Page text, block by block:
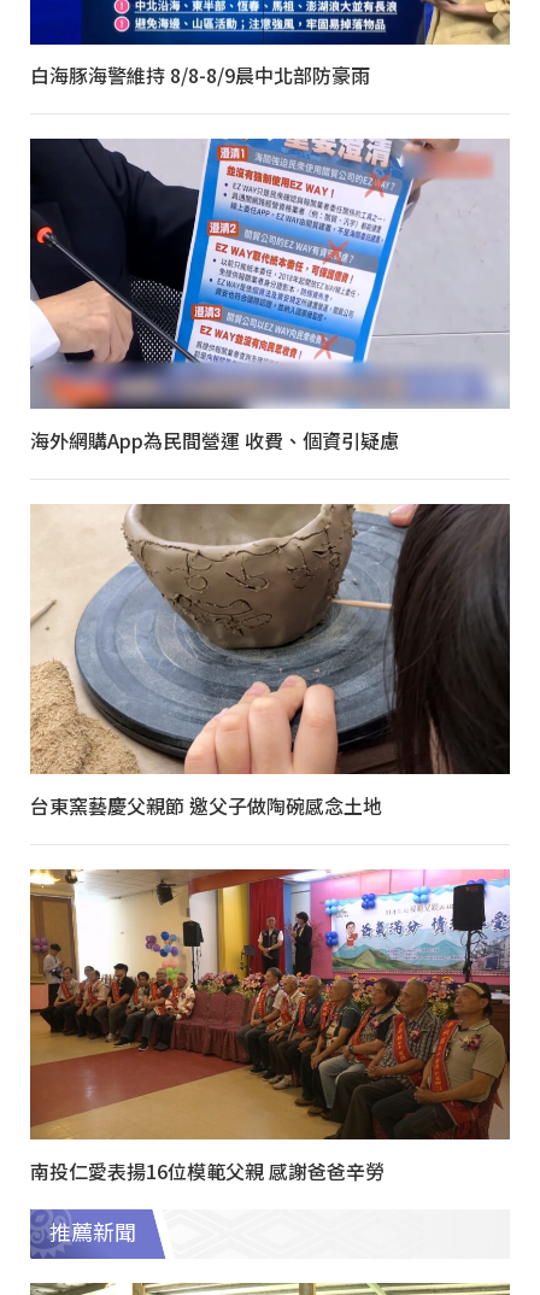
白海豚海警維持 8/8-8/9晨中北部防豪雨
海外網購App為民間營運 收費、個資引疑慮
台東窯藝慶父親節 邀父子做陶碗感念土地
南投仁愛表揚16位模範父親 感謝爸爸辛勞
推薦新聞